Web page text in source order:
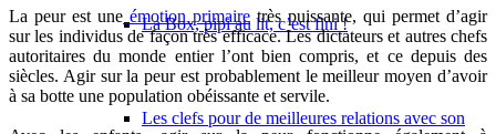
La Box, pipi au lit, c’est fini !
Les clefs pour de meilleures relations avec son
La peur est une émotion primaire très puissante, qui permet d’agir
sur les individus de façon très efficace. Les dictateurs et autres chefs
autoritaires du monde entier l’ont bien compris, et ce depuis des
siècles. Agir sur la peur est probablement le meilleur moyen d’avoir
à sa botte une population obéissante et servile.